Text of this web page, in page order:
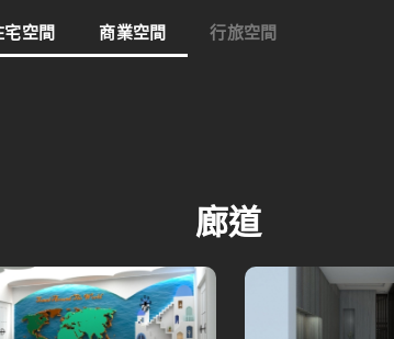
宅空間 商業空間 行旅空間
廊道